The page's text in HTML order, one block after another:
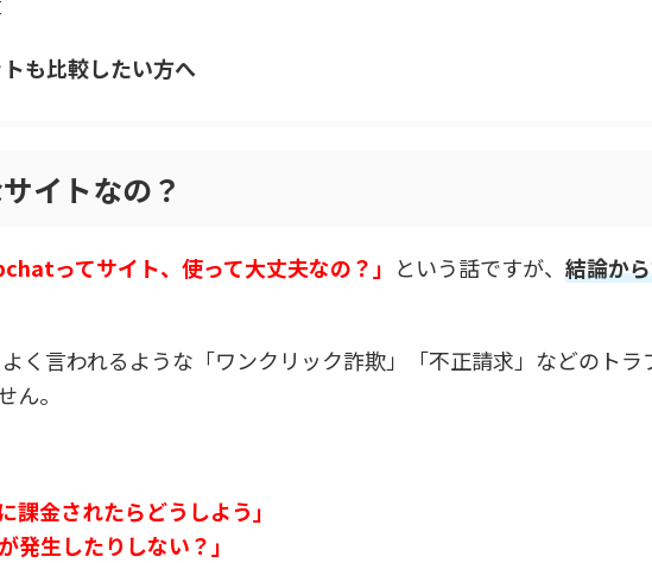
も比較したい方へ
イトなの？
ってサイト、使って大丈夫なの？」 という話ですが、 結論か
く言われるような「ワンクリック詐欺」「不正請求」などのトラ
ん。
課金されたらどうしよう」
発生したりしない？」